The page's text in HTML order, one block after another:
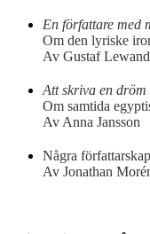
En författare med
Om den lyriske
Av Gustaf
Att skriva en dröm
Om samtida
Av Anna Jansson
Några
Av Jonathan